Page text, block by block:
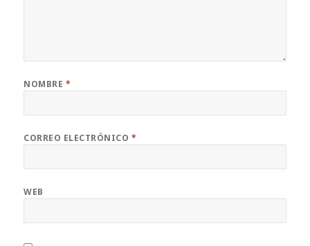
NOMBRE *
CORREO ELECTRÓNICO *
WEB